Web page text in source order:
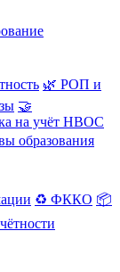
🌿 РОП и
🤝
на учёт НВОС
образования
♻️ ФККО 📦